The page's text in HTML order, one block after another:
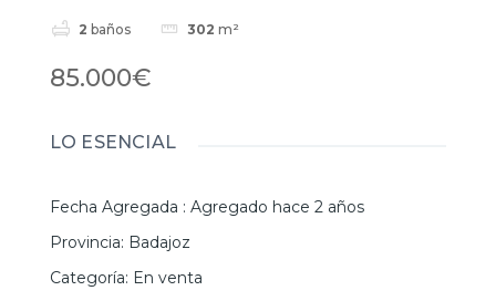
2 baños 302 m²
85.000€
LO ESENCIAL
Fecha Agregada : Agregado hace 2 años
Provincia: Badajoz
Categoría: En venta